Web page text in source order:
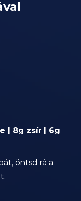
| 8g zsír | 6g
öntsd rá a